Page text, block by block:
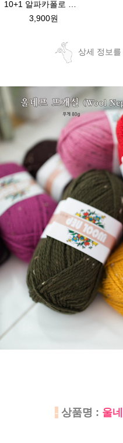
3,900원
상세 정보
- 상품명 : 울